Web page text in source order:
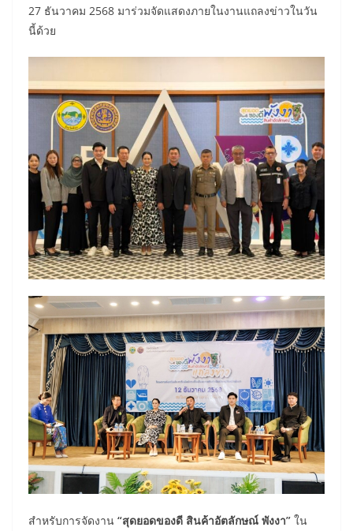
27 ธันวาคม 2568 มาร่วมจัดแสดงภายในงานแถลงข่าวในวัน
นี้ด้วย
สำหรับการจัดงาน “สุดยอดของดี สินค้าอัตลักษณ์ พังงา” ใน